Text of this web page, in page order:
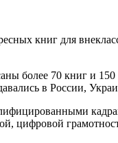
книг для
более 70 книг и 150
в России,
цифровой